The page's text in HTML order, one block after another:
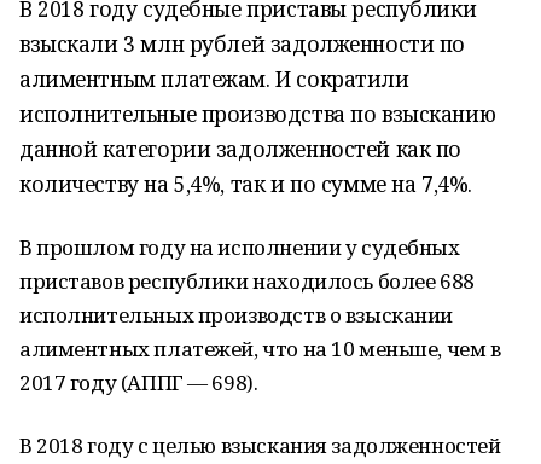
В 2018 году судебные приставы республики
взыскали 3 млн рублей задолженности по
алиментным платежам. И сократили
исполнительные производства по взысканию
данной категории задолженностей как по
количеству на 5,4%, так и по сумме на 7,4%.
В прошлом году на исполнении у судебных
приставов республики находилось более 688
исполнительных производств о взыскании
алиментных платежей, что на 10 меньше, чем в
2017 году (АППГ — 698).
В 2018 году с целью взыскания задолженностей